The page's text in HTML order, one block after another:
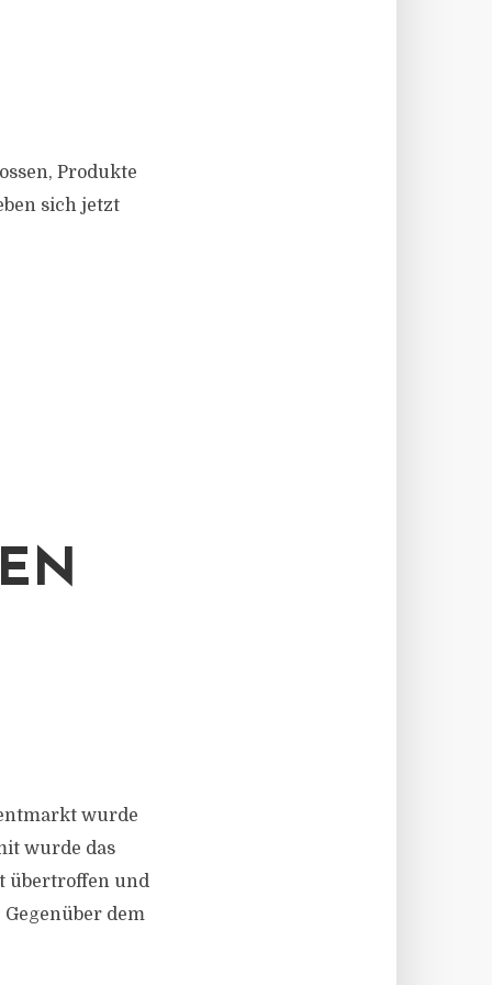
Produkte
sich jetzt
wurde
wurde das
übertroffen und
dem